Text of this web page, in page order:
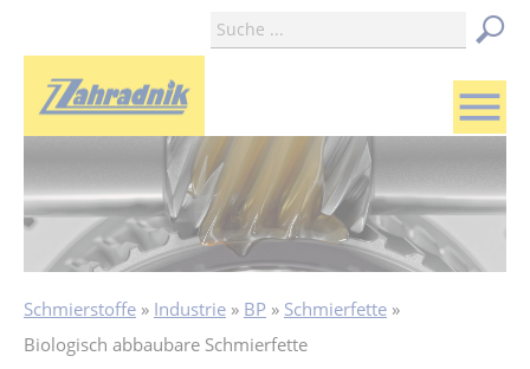
menu
Schmierstoffe Industrie BP
Schmierfette
Biologisch abbaubare Schmierfette